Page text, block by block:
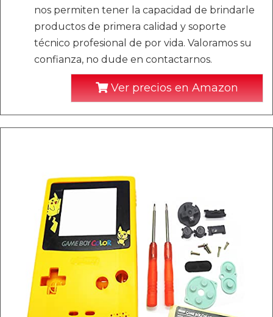
nos permiten tener la capacidad de brindarle
productos de primera calidad y soporte
técnico profesional de por vida. Valoramos su
confianza, no dude en contactarnos.
Ver precios en Amazon